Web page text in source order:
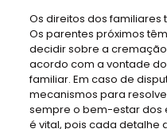
Os direitos dos
Os parentes próximos
decidir sobre a
acordo com a vontade
familiar. Em caso de
mecanismos para
sempre o bem-estar dos
é vital, pois cada detalhe